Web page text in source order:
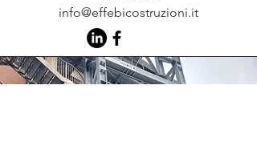
info@effebicostruzioni.it